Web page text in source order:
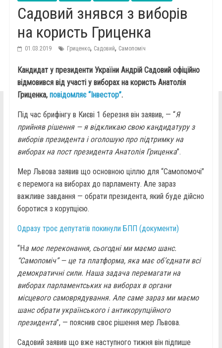
Садовий знявся з виборів
на користь Гриценка
01.03.2019 Гриценко, Садовий, Самопоміч
Кандидат у президенти України Андрій Садовий офіційно
відмовився від участі у виборах на користь Анатолія
Гриценка, повідомляє “Інвестор”.
Під час брифінгу в Києві 1 березня він заявив, — “Я
прийняв рішення — я відкликаю свою кандидатуру з
виборів президента і оголошую про підтримку на
виборах на пост президента Анатолія Гриценка”.
Мер Львова заявив що основною ціллю для “Самопомочі”
є перемога на виборах до парламенту. Але зараз
важливе завдання — обрати президента, який буде дійсно
боротися з корупцією.
Одразу троє депутатів покинули БПП (документи)
“На моє переконання, сьогодні ми маємо шанс.
“Самопоміч” — це та платформа, яка має об’єднати всі
демократичні сили. Наша задача перемагати на
виборах парламентських на виборах в органи
місцевого самоврядування. Але саме зараз ми маємо
шанс обрати українського і антикорупційного
президента”, — пояснив своє рішення мер Львова.
Садовий заявив що вже наступного тижня він підпише